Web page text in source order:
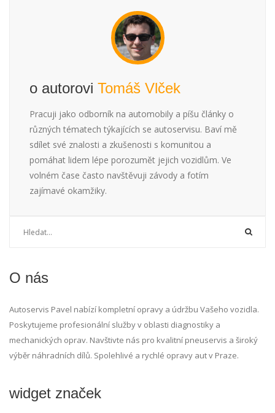
o autorovi Tomáš Vlček
Pracuji jako odborník na automobily a píšu články o
různých tématech týkajících se autoservisu. Baví mě
sdílet své znalosti a zkušenosti s komunitou a
pomáhat lidem lépe porozumět jejich vozidlům. Ve
volném čase často navštěvuji závody a fotím
zajímavé okamžiky.
O nás
Autoservis Pavel nabízí kompletní opravy a údržbu Vašeho vozidla.
Poskytujeme profesionální služby v oblasti diagnostiky a
mechanických oprav. Navštivte nás pro kvalitní pneuservis a široký
výběr náhradních dílů. Spolehlivé a rychlé opravy aut v Praze.
widget značek